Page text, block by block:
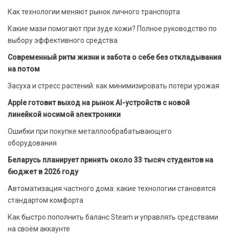
Как технологии меняют рынок личного транспорта
Какие мази помогают при зуде кожи? Полное руководство по
выбору эффективного средства
Современный ритм жизни и забота о себе без откладывания
на потом
Засуха и стресс растений: как минимизировать потери урожая
Apple готовит выход на рынок AI-устройств с новой
линейкой носимой электроники
Ошибки при покупке металлообрабатывающего
оборудования
Беларусь планирует принять около 33 тысяч студентов на
бюджет в 2026 году
Автоматизация частного дома: какие технологии становятся
стандартом комфорта
Как быстро пополнить баланс Steam и управлять средствами
на своём аккаунте